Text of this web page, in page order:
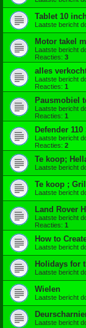
Tablet 10
Laatste bericht
Motor takel
Laatste bericht
Reacties: 3
alles
Laatste bericht
Reacties: 1
Pausmobiel
Laatste bericht
Reacties: 1
Defender
Laatste bericht
Reacties: 2
Te koop;
Laatste bericht
Te koop ;
Laatste bericht
Land Rover
Laatste bericht
Reacties: 1
How to
Laatste bericht
Holidays for
Laatste bericht
Wielen
Laatste bericht
Laatste bericht